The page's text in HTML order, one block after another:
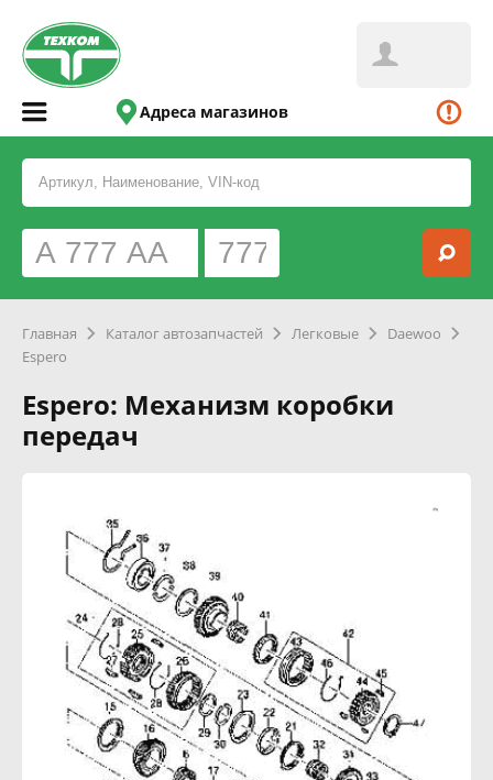
Адреса магазинов
Главная Каталог автозапчастей Легковые
Daewoo
Espero
Espero: Механизм коробки
передач